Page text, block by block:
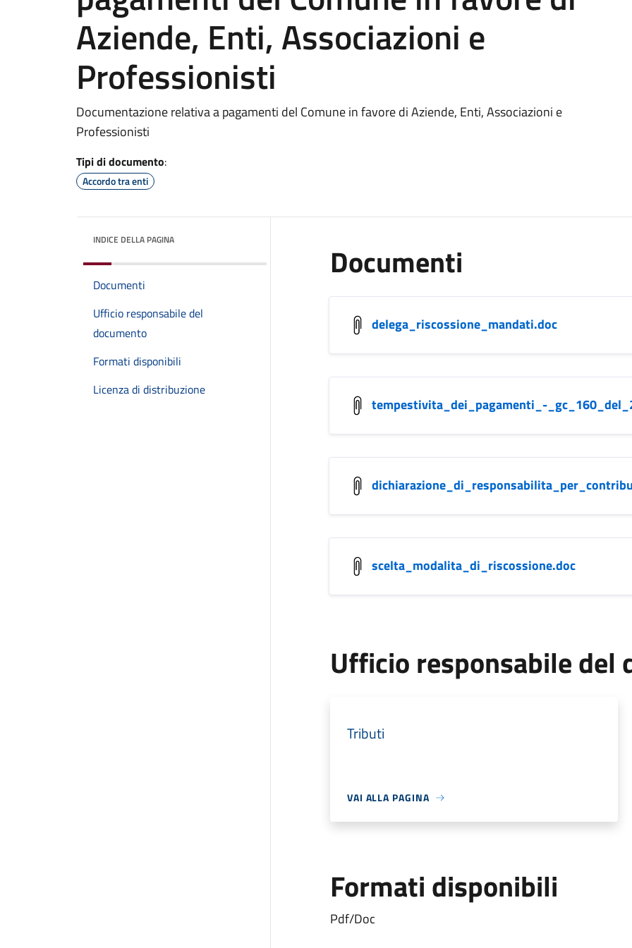
Aziende, Enti, Associazioni e
Professionisti
Documentazione relativa a pagamenti del Comune in favore di Aziende, Enti, Associazioni e
Professionisti
Tipi di documento:
Accordo tra enti
INDICE DELLA PAGINA
Documenti
Ufficio responsabile del
documento
Formati disponibili
Licenza di distribuzione
Documenti
delega_riscossione_mandati.doc
tempestivita_dei_pagamenti_-
scelta_modalita_di_riscossione.doc
Ufficio responsabile del
Tributi
VAI ALLA PAGINA
Formati disponibili
Pdf/Doc